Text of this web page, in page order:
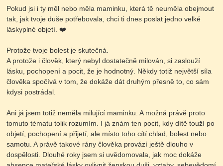
Pokud jsi i ty měl nebo měla maminku, která tě neuměla obejmout
tak, jak tvoje duše potřebovala, chci ti dnes poslat jedno velké
láskyplné objetí. ❤️
Protože tvoje bolest je skutečná.
A protože i člověk, který nebyl dostatečně milován, si zaslouží
lásku, pochopení a pocit, že je hodnotný. Někdy totiž největší síla
člověka spočívá v tom, že dokáže dát druhým přesně to, co sám
kdysi postrádal.
Ani já jsem totiž neměla milující maminku. A možná právě proto
tomuto tématu tolik rozumím. I já znám ten pocit, kdy dítě touží po
objetí, pochopení a přijetí, ale místo toho cítí chlad, bolest nebo
samotu. A právě takové rány člověka provází ještě dlouho v
dospělosti. Dlouhé roky jsem si uvědomovala, jak moc dokáže